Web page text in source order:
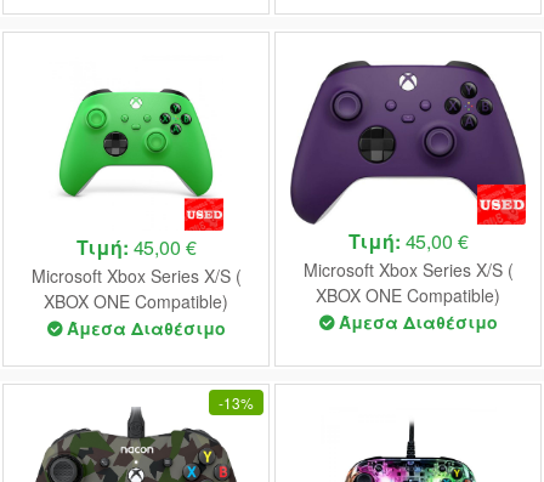
Τιμή: 45,00 €
Microsoft Xbox Series X/S (
XBOX ONE Compatible)
Controller Green USED
Άμεσα Διαθέσιμο
Τιμή: 45,00 €
Microsoft Xbox Series X/S (
XBOX ONE Compatible)
Controller Purple USED
Άμεσα Διαθέσιμο
-13%